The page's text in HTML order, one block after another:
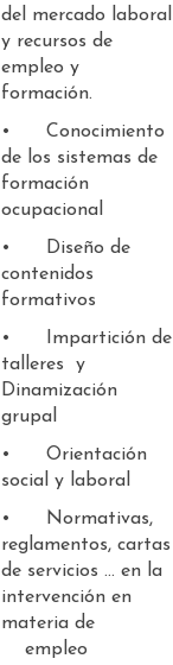
del mercado laboral
y recursos de
empleo y
formación.
• Conocimiento
de los sistemas de
formación
ocupacional
• Diseño de
contenidos
formativos
• Impartición de
talleres y
Dinamización
grupal
• Orientación
social y laboral
• Normativas,
reglamentos, cartas
de servicios … en la
intervención en
materia de
empleo